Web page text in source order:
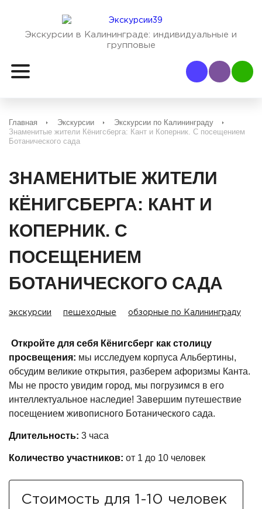
Экскурсии в Калининграде: индивидуальные и
групповые
Наш Viber
Наш
Главная Экскурсии
Экскурсии по Калининграду
Знаменитые жители Кёнигсберга: Кант и Коперник. С посещением
Ботанического сада
ЗНАМЕНИТЫЕ ЖИТЕЛИ
КЁНИГСБЕРГА: КАНТ И
КОПЕРНИК. С
ПОСЕЩЕНИЕМ
БОТАНИЧЕСКОГО САДА
экскурсии пешеходные обзорные по Калининграду
Откройте для себя Кёнигсберг как столицу
просвещения: мы исследуем корпуса Альбертины,
обсудим великие открытия, разберем афоризмы Канта.
Мы не просто увидим город, мы погрузимся в его
интеллектуальное наследие! Завершим путешествие
посещением живописного Ботанического сада.
Длительность: 3 часа
Количество участников: от 1 до 10 человек
Стоимость для 1-10 человек